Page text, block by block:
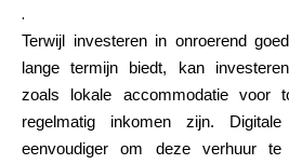
.
Terwijl investeren in onroerend
lange termijn biedt, kan
zoals lokale accommodatie voor
regelmatig inkomen zijn.
eenvoudiger om deze verhuur te